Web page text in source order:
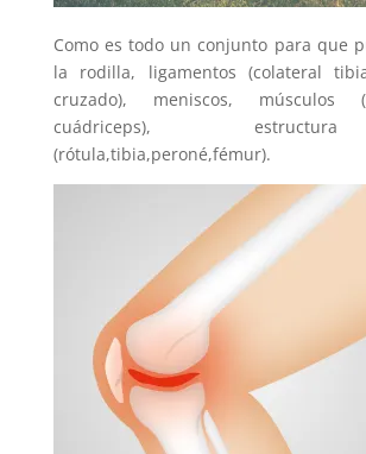
Como es todo un conjunto para que
la rodilla, ligamentos (colateral
cruzado), meniscos, músculos
cuádriceps),
(rótula,tibia,peroné,fémur).